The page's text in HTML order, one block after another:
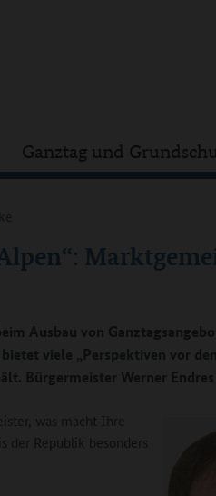
Ganztag und
Ausbau von
viele „Perspektiven vor
Bürgermeister Werner
was macht Ihre
Republik besonders